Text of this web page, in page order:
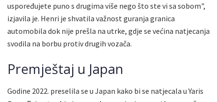
uspoređujete puno s drugima više nego što ste vi sa sobom",
izjavila je. Henri je shvatila važnost guranja granica
automobila dok nije prešla na utrke, gdje se većina natjecanja
svodila na borbu protiv drugih vozača.
Premještaj u Japan
Godine 2022. preselila se u Japan kako bi se natjecala u Yaris